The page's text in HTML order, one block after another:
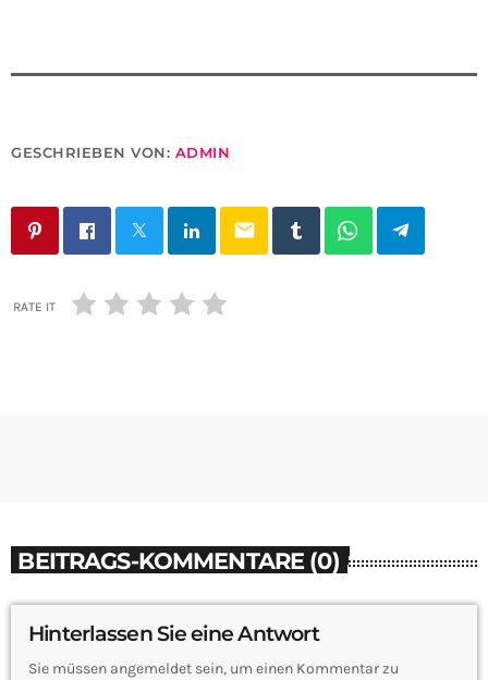
GESCHRIEBEN VON: ADMIN
email
RATE IT
BEITRAGS-KOMMENTARE (0)
Hinterlassen Sie eine Antwort
Sie müssen angemeldet sein, um einen Kommentar zu